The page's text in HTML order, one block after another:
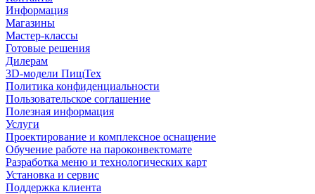
Информация
Магазины
Мастер-классы
Готовые решения
Дилерам
3D-модели ПищТех
Политика конфиденциальности
Пользовательское соглашение
Полезная информация
Услуги
Проектирование и комплексное оснащение
Обучение работе на пароконвектомате
Разработка меню и технологических карт
Установка и сервис
Поддержка клиента